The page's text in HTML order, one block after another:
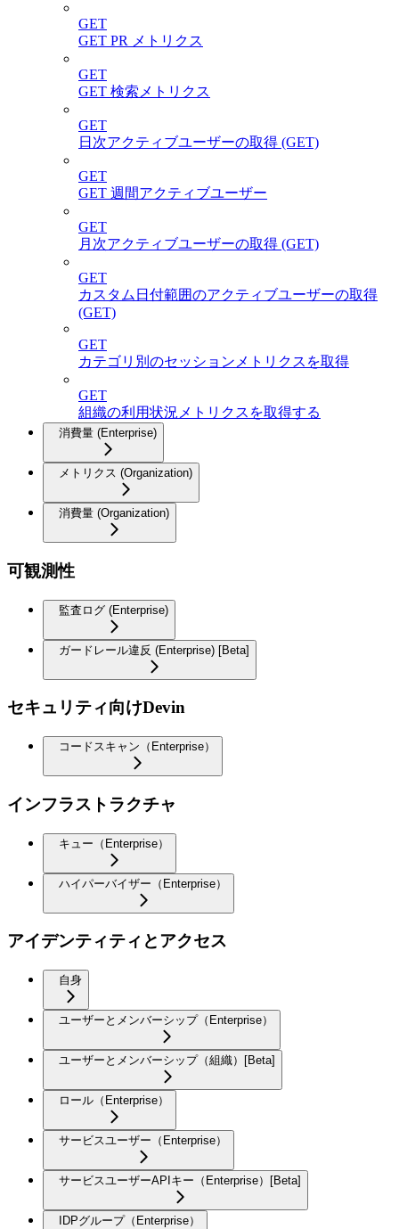
GET
GET PR メトリクス
GET
GET 検索メトリクス
GET
日次アクティブユーザーの取得 (GET)
GET
GET 週間アクティブユーザー
GET
月次アクティブユーザーの取得 (GET)
GET
カスタム日付範囲のアクティブユーザーの取得
(GET)
GET
カテゴリ別のセッションメトリクスを取得
GET
組織の利用状況メトリクスを取得する
消費量 (Enterprise)
メトリクス (Organization)
消費量 (Organization)
可観測性
監査ログ (Enterprise)
ガードレール違反 (Enterprise) [Beta]
セキュリティ向けDevin
コードスキャン（Enterprise）
インフラストラクチャ
キュー（Enterprise）
ハイパーバイザー（Enterprise）
アイデンティティとアクセス
自身
ユーザーとメンバーシップ（Enterprise）
ユーザーとメンバーシップ（組織）[Beta]
ロール（Enterprise）
サービスユーザー（Enterprise）
サービスユーザーAPIキー（Enterprise）[Beta]
IDPグループ（Enterprise）